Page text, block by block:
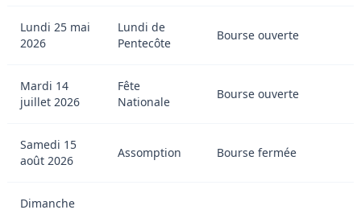
Lundi 25 mai
2026
Lundi de
Pentecôte
Bourse ouverte
Mardi 14
juillet 2026
Fête
Nationale
Bourse ouverte
Samedi 15
août 2026
Assomption Bourse fermée
Dimanche